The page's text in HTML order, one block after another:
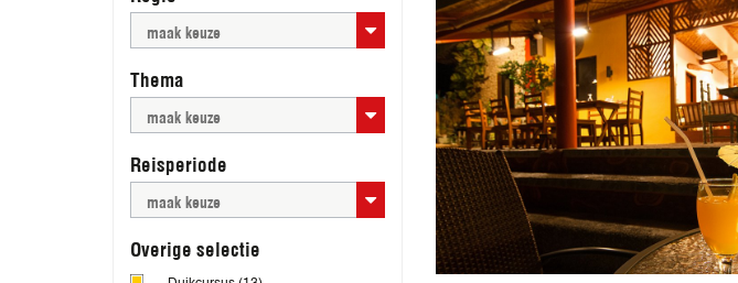
maak keuze
Thema
maak keuze
Reisperiode
maak keuze
Overige selectie